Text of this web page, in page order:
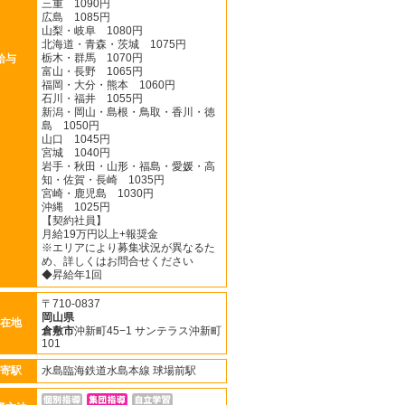
与
三重 1090円
広島 1085円
山梨・岐阜 1080円
北海道・青森・茨城 1075円
栃木・群馬 1070円
富山・長野 1065円
福岡・大分・熊本 1060円
石川・福井 1055円
新潟・岡山・島根・鳥取・香川・徳
島 1050円
山口 1045円
宮城 1040円
岩手・秋田・山形・福島・愛媛・高
知・佐賀・長崎 1035円
宮崎・鹿児島 1030円
沖縄 1025円
【契約社員】
月給19万円以上+報奨金
※エリアにより募集状況が異なるた
め、詳しくはお問合せください
◆昇給年1回
地
〒710-0837
岡山県
倉敷市沖新町45−1 サンテラス沖新町
101
駅 水島臨海鉄道水島本線 球場前駅